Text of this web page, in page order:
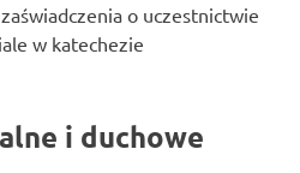
o uczestnictwie
w katechezie
i duchowe